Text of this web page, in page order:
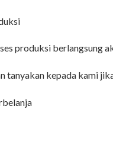
produksi berlangsung
tanyakan kepada kami